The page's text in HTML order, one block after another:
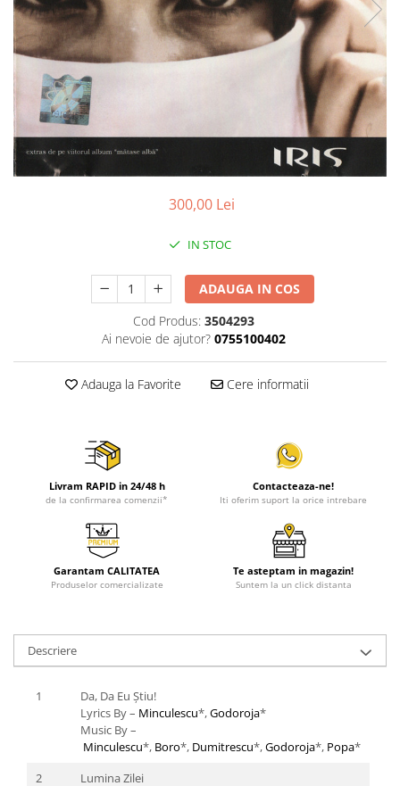
Viniluri Românești
Colecția Electrecord
300,00 Lei
IN STOC
ADAUGA IN COS
Cod Produs: 3504293
Ai nevoie de ajutor? 0755100402
Adauga la Favorite Cere informatii
Livram RAPID in 24/48 h
de la confirmarea comenzii*
Contacteaza-ne!
Iti oferim suport la orice intrebare
Garantam CALITATEA
Produselor comercializate
Te asteptam in magazin!
Suntem la un click distanta
Descriere
1
Da, Da Eu Știu!
Lyrics By – Minculescu*,Godoroja*
Music By –
Minculescu*, Boro*, Dumitrescu*,Godoroja*, Popa*
2
Lumina Zilei